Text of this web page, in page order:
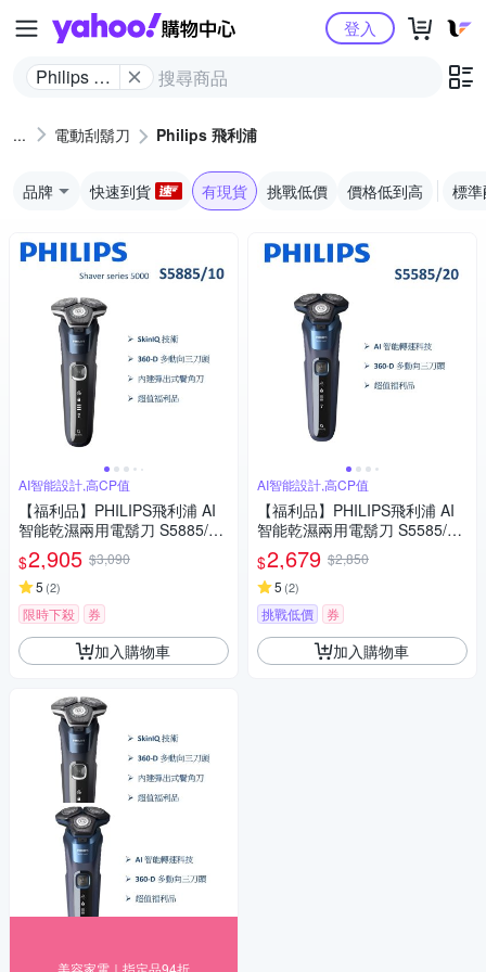
Yahoo購物中心
Philips 飛
登入
電動刮鬍刀 Philips 飛利浦
品牌 快速到貨 有現貨 挑戰低價 價格低到高 標
AI智能設計,高CP值
【福利品】PHILIPS飛利浦 AI
智能乾濕兩用電鬍刀 S5885/10
(一年保固)
$2,905 $3,090
5 (2)
限時下殺 券
加入購物車
AI智能設計,高CP值
【福利品】PHILIPS飛利浦 AI
智能乾濕兩用電鬍刀 S5585/20
(一年保固)
$2,679 $2,850
5 (2)
挑戰低價 券
加入購物車